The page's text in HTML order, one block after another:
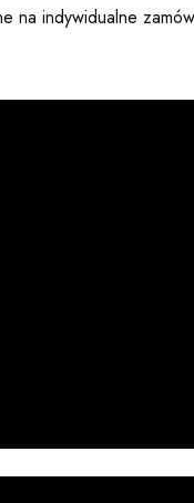
na indywidualne